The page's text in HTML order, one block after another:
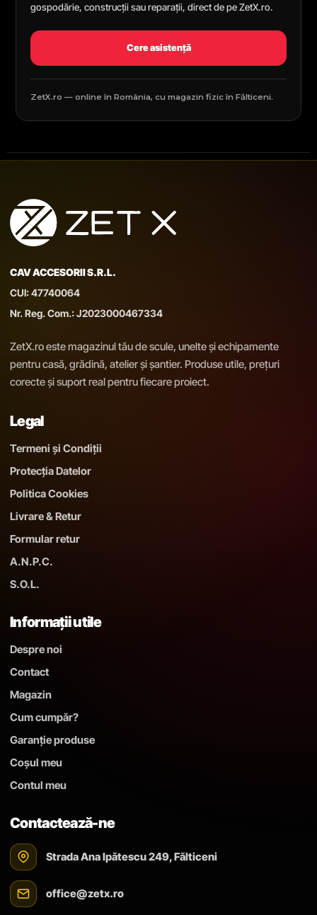
gospodărie, construcții sau reparații, direct de pe ZetX.ro.
Cere asistență
ZetX.ro — online în România, cu magazin fizic în Fălticeni.
CAV ACCESORII S.R.L.
CUI: 47740064
Nr. Reg. Com.: J2023000467334
ZetX.ro este magazinul tău de scule, unelte și echipamente
pentru casă, grădină, atelier și șantier. Produse utile, prețuri
corecte și suport real pentru fiecare proiect.
Legal
Termeni și Condiții
Protecția Datelor
Politica Cookies
Livrare & Retur
Formular retur
A.N.P.C.
S.O.L.
Informații utile
Despre noi
Contact
Magazin
Cum cumpăr?
Garanție produse
Coșul meu
Contul meu
Contactează-ne
Strada Ana Ipătescu 249, Fălticeni
office@zetx.ro